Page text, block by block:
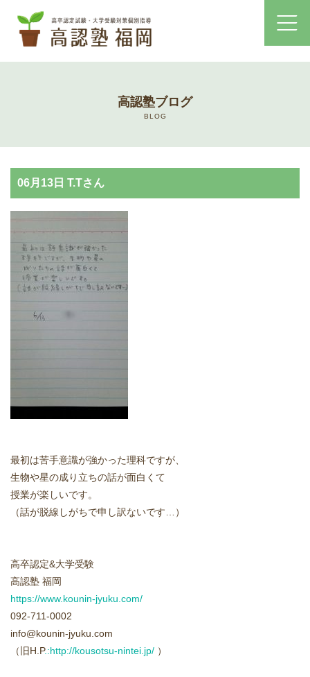
高認塾のご案内
高卒認定試験とは
高卒認定試験にかかる費用
アクセス情報
プライバシーポリシー
お問い合わせ
高認塾ブログ
進学実績
高認塾ブログ
BLOG
06月13日 T.Tさん
最初は苦手意識が強かった理科ですが、
生物や星の成り立ちの話が面白くて
授業が楽しいです。
（話が脱線しがちで申し訳ないです…）
高卒認定&大学受験
高認塾 福岡
https://www.kounin-jyuku.com/
092-711-0002
info@kounin-jyuku.com
（旧H.P.:http://kousotsu-nintei.jp/ ）